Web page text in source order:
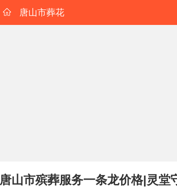
唐山市葬花
唐山市殡葬服务一条龙价格|灵堂